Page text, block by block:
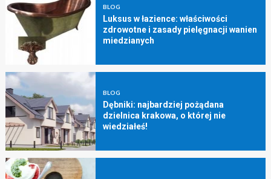
BLOG
Luksus w łazience: właściwości
zdrowotne i zasady pielęgnacji wanien
miedzianych
BLOG
Dębniki: najbardziej pożądana
dzielnica krakowa, o której nie
wiedziałeś!